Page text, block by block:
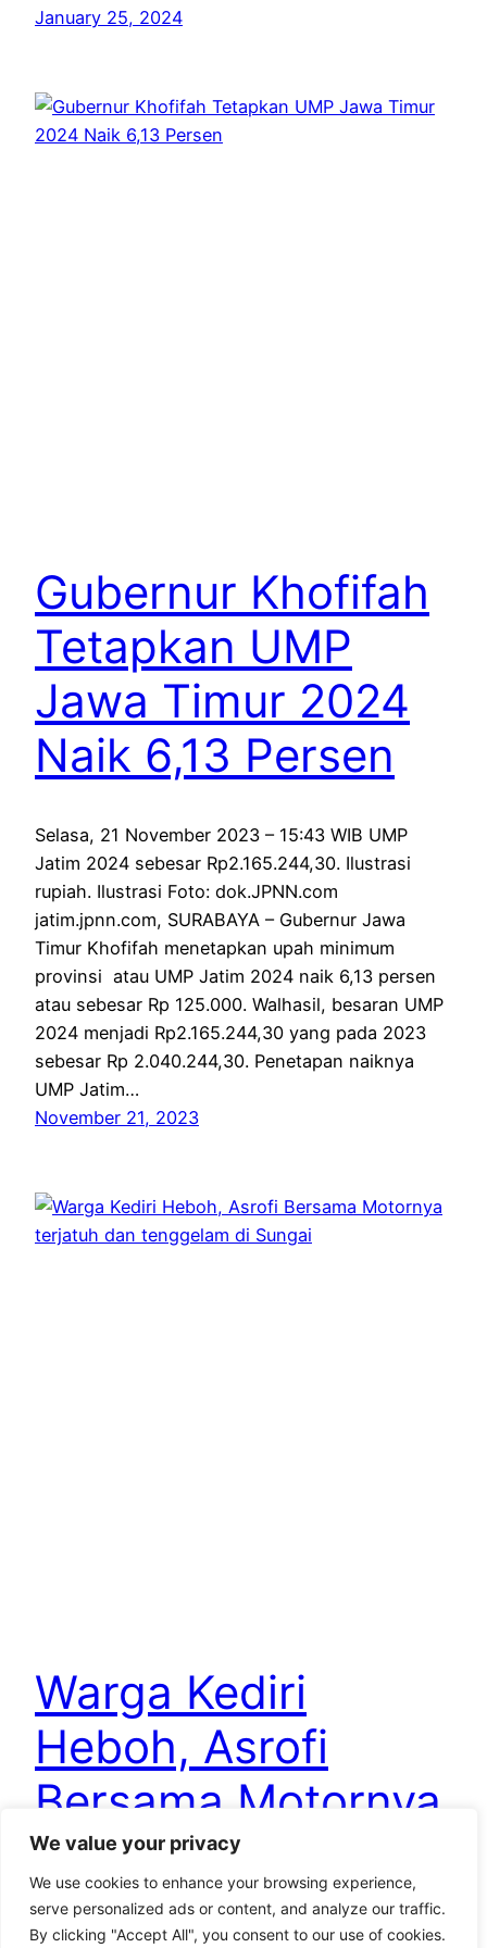
We value your privacy
We use cookies to enhance your browsing experience,
serve personalized ads or content, and analyze our traffic.
By clicking "Accept All", you consent to our use of cookies.
January 25, 2024
Gubernur Khofifah
Tetapkan UMP
Jawa Timur 2024
Naik 6,13 Persen
Selasa, 21 November 2023 – 15:43 WIB UMP
Jatim 2024 sebesar Rp2.165.244,30. Ilustrasi
rupiah. Ilustrasi Foto: dok.JPNN.com
jatim.jpnn.com, SURABAYA – Gubernur Jawa
Timur Khofifah menetapkan upah minimum
provinsi atau UMP Jatim 2024 naik 6,13 persen
atau sebesar Rp 125.000. Walhasil, besaran UMP
2024 menjadi Rp2.165.244,30 yang pada 2023
sebesar Rp 2.040.244,30. Penetapan naiknya
UMP Jatim…
November 21, 2023
Warga Kediri
Heboh, Asrofi
Bersama Motornya
terjatuh dan
tenggelam di